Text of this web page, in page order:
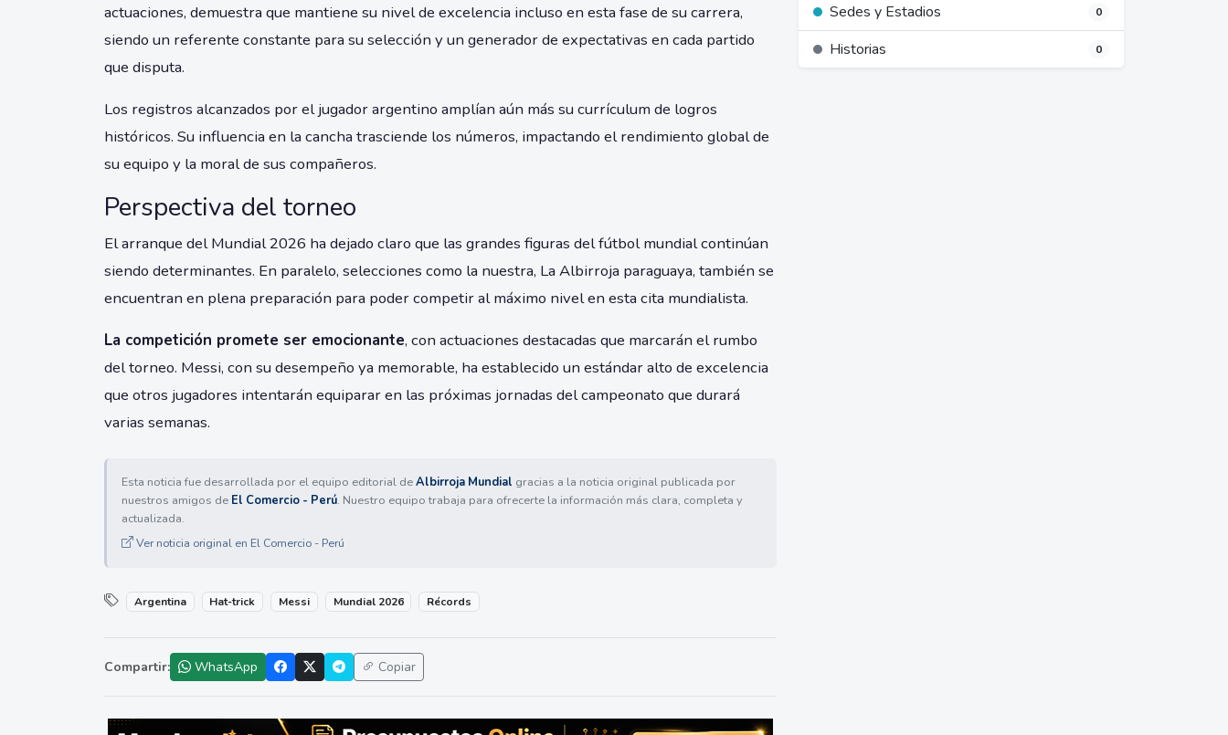
actuaciones, demuestra que mantiene su nivel de excelencia incluso en esta fase de su carrera,
siendo un referente constante para su selección y un generador de expectativas en cada partido
que disputa.
Los registros alcanzados por el jugador argentino amplían aún más su currículum de logros
históricos. Su influencia en la cancha trasciende los números, impactando el rendimiento global de
su equipo y la moral de sus compañeros.
Perspectiva del torneo
El arranque del Mundial 2026 ha dejado claro que las grandes figuras del fútbol mundial continúan
siendo determinantes. En paralelo, selecciones como la nuestra, La Albirroja paraguaya, también se
encuentran en plena preparación para poder competir al máximo nivel en esta cita mundialista.
La competición promete ser emocionante, con actuaciones destacadas que marcarán el rumbo
del torneo. Messi, con su desempeño ya memorable, ha establecido un estándar alto de excelencia
que otros jugadores intentarán equiparar en las próximas jornadas del campeonato que durará
varias semanas.
Esta noticia fue desarrollada por el equipo editorial deAlbirroja Mundial gracias a la noticia original publicada por
nuestros amigos de El Comercio - Perú. Nuestro equipo trabaja para ofrecerte la información más clara, completa y
actualizada.
Ver noticia original en El Comercio - Perú
Argentina Hat-trick Messi Mundial 2026 Récords
Compartir: WhatsApp Copiar
Sedes y Estadios 0
Historias 0